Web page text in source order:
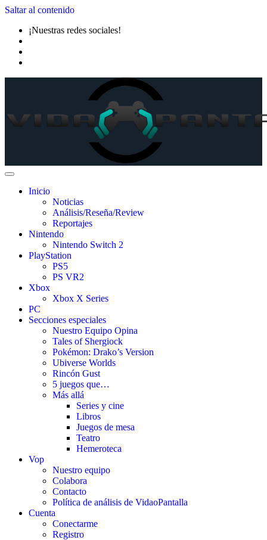
Saltar al contenido
¡Nuestras redes sociales!
Inicio
Noticias
Análisis/Reseña/Review
Reportajes
Nintendo
Nintendo Switch 2
PlayStation
PS5
PS VR2
Xbox
Xbox X Series
PC
Secciones especiales
Nuestro Equipo Opina
Tales of Shergiock
Pokémon: Drako’s Version
Ubiverse Worlds
Rincón Gust
5 juegos que…
Más allá
Series y cine
Libros
Juegos de mesa
Teatro
Hemeroteca
Vop
Nuestro equipo
Colabora
Contacto
Política de análisis de VidaoPantalla
Cuenta
Conectarme
Registro